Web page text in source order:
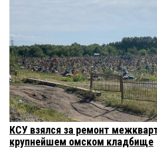
КСУ взялся за ремонт
крупнейшем омском кладбище